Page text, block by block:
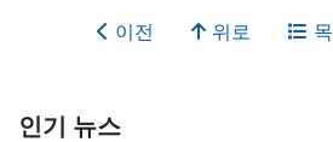
이전 위로
인기 뉴스